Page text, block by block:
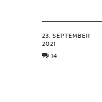
23. SEPTEMBER
2021
14